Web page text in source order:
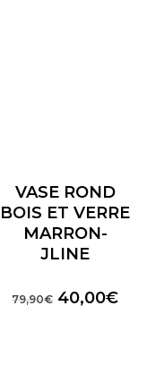
VASE ROND
BOIS ET VERRE
MARRON-
JLINE
79,90€ Le
40,00€Le